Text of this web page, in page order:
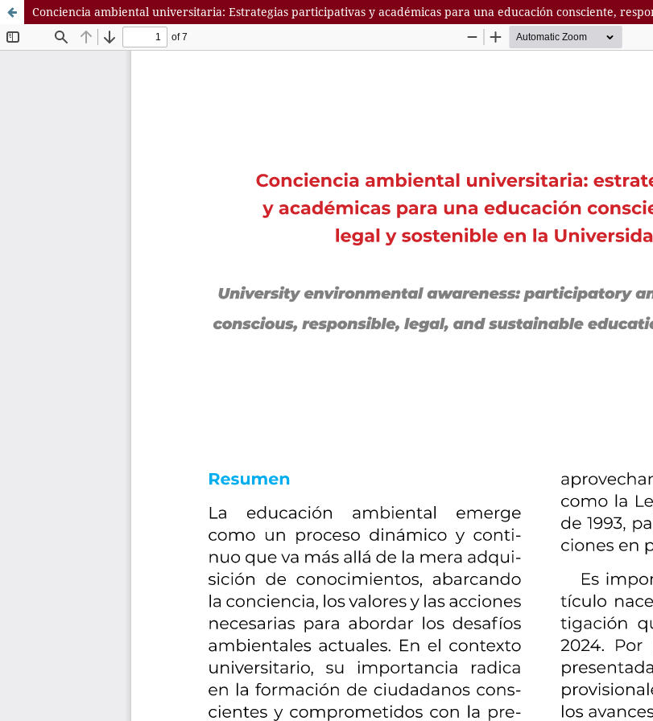
Conciencia ambiental universitaria: Estrategias participativas y académicas para una educación consciente,